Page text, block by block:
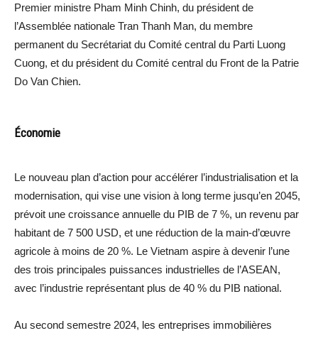
Premier ministre Pham Minh Chinh, du président de
l’Assemblée nationale Tran Thanh Man, du membre
permanent du Secrétariat du Comité central du Parti Luong
Cuong, et du président du Comité central du Front de la Patrie
Do Van Chien.
Économie
Le nouveau plan d’action pour accélérer l’industrialisation et la
modernisation, qui vise une vision à long terme jusqu’en 2045,
prévoit une croissance annuelle du PIB de 7 %, un revenu par
habitant de 7 500 USD, et une réduction de la main-d’œuvre
agricole à moins de 20 %. Le Vietnam aspire à devenir l’une
des trois principales puissances industrielles de l’ASEAN,
avec l’industrie représentant plus de 40 % du PIB national.
Au second semestre 2024, les entreprises immobilières